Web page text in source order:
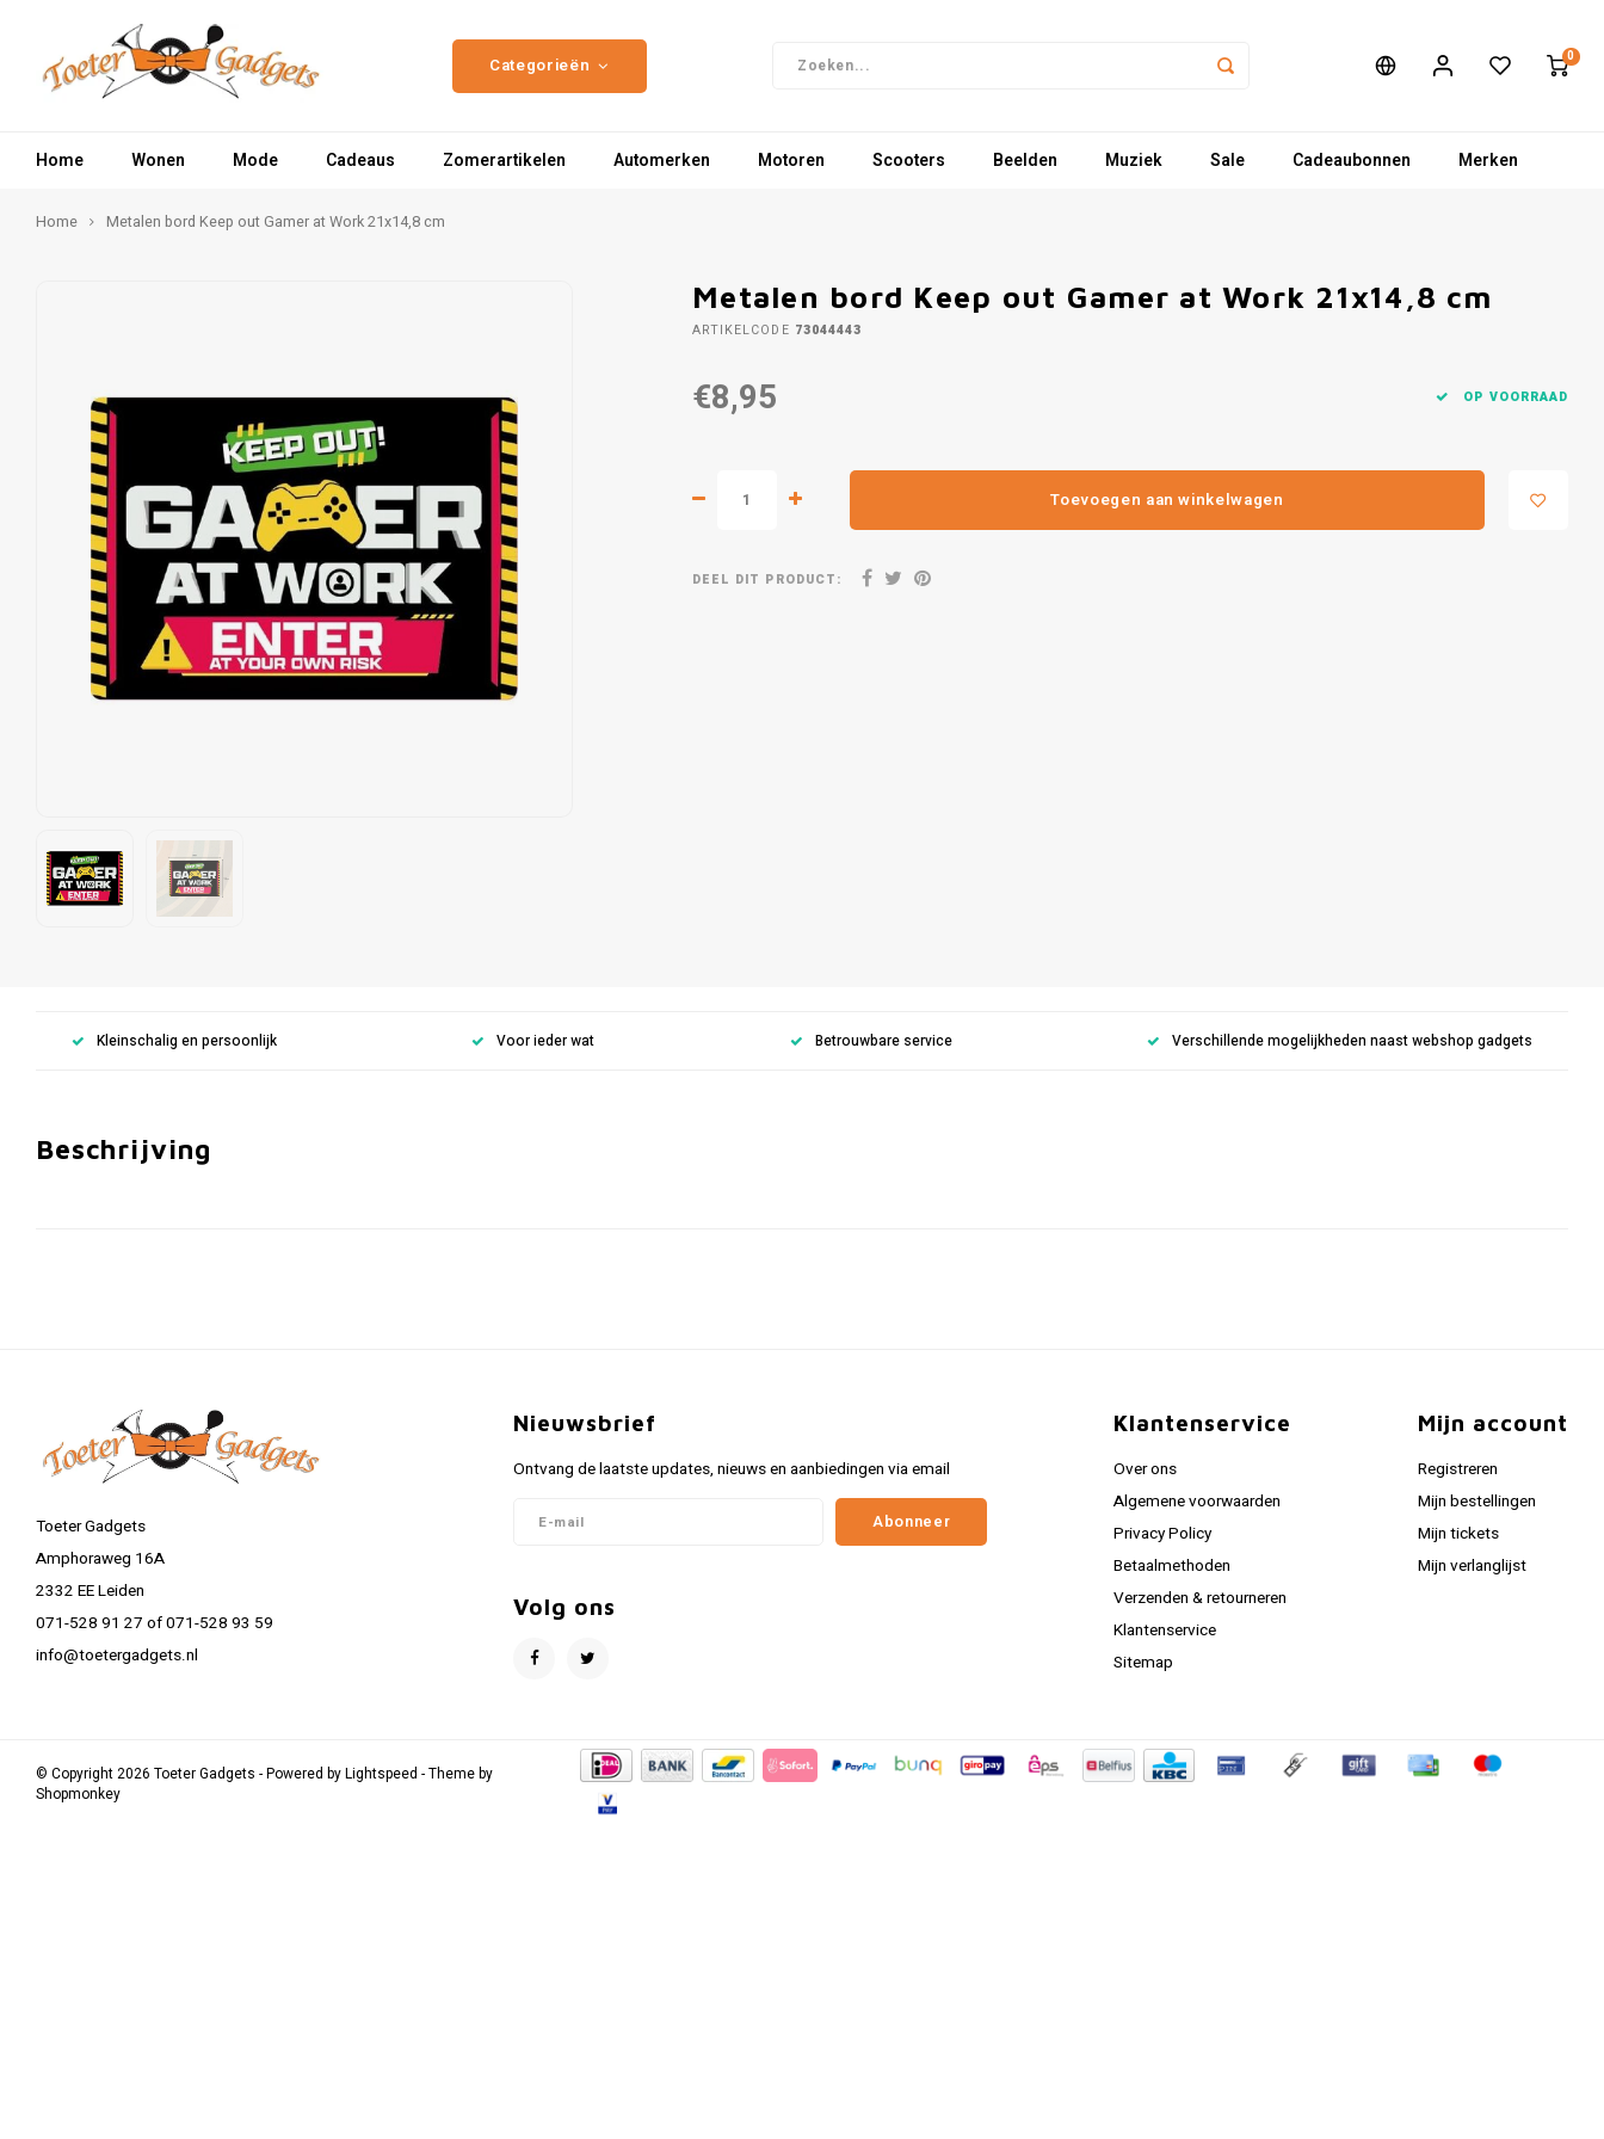
Categorieën 0
Home Wonen Mode Cadeaus Zomerartikelen Automerken Motoren Scooters Beelden Muziek Sale Cadeaubonnen Merken
Home Metalen bord Keep out Gamer at Work 21x14,8 cm
Metalen bord Keep out Gamer at Work 21x14,8 cm
ARTIKELCODE 73044443
€8,95 OP VOORRAAD
Toevoegen aan winkelwagen
DEEL DIT PRODUCT:
Kleinschalig en persoonlijk Voor ieder wat Betrouwbare service Verschillende mogelijkheden naast webshop gadgets
Beschrijving
Toeter Gadgets
Amphoraweg 16A
2332 EE Leiden
071-528 91 27 of 071-528 93 59
info@toetergadgets.nl
Nieuwsbrief
Ontvang de laatste updates, nieuws en aanbiedingen via email
Abonneer
Volg ons
Klantenservice
Over ons
Algemene voorwaarden
Privacy Policy
Betaalmethoden
Verzenden & retourneren
Klantenservice
Sitemap
Mijn account
Registreren
Mijn bestellingen
Mijn tickets
Mijn verlanglijst
© Copyright 2026 Toeter Gadgets - Powered byLightspeed - Theme by
Shopmonkey